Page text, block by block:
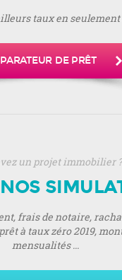
taux en
DE PRÊT
un projet immobilier ?
frais de notaire,
à taux zéro 2019,
mensualités ...